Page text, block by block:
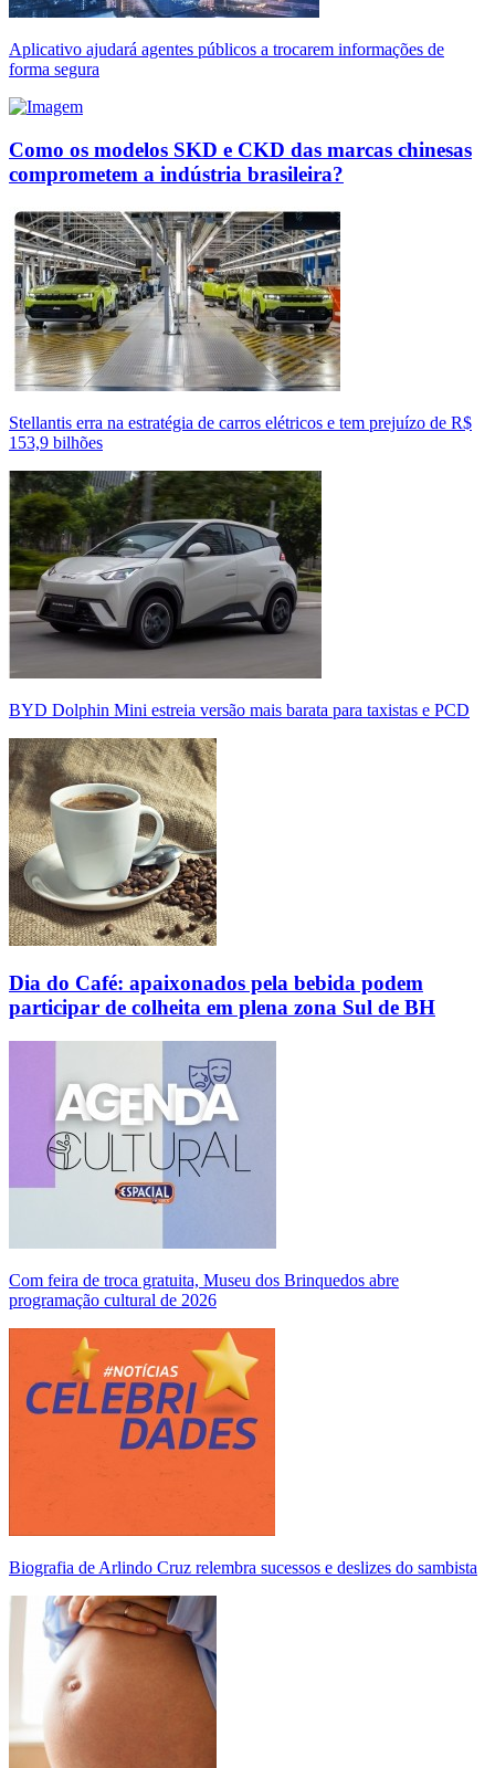
Aplicativo ajudará agentes públicos a trocarem informações de
forma segura
Como os modelos SKD e CKD das marcas chinesas
comprometem a indústria brasileira?
Stellantis erra na estratégia de carros elétricos e tem prejuízo de R$
153,9 bilhões
BYD Dolphin Mini estreia versão mais barata para taxistas e PCD
Dia do Café: apaixonados pela bebida podem
participar de colheita em plena zona Sul de BH
Com feira de troca gratuita, Museu dos Brinquedos abre
programação cultural de 2026
Biografia de Arlindo Cruz relembra sucessos e deslizes do sambista